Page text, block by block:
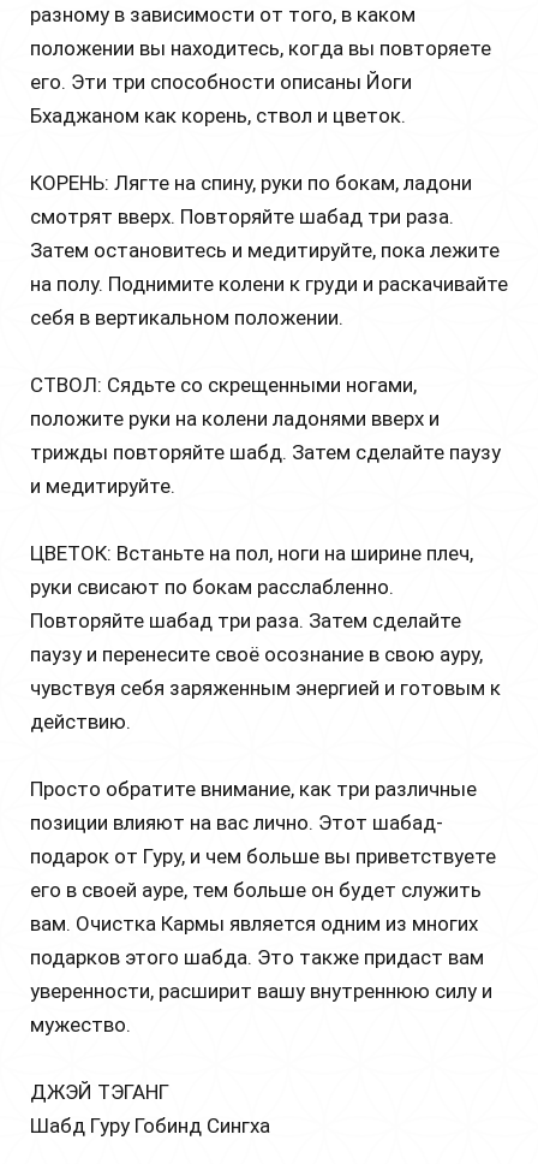
разному в зависимости от того, в каком
положении вы находитесь, когда вы повторяете
его. Эти три способности описаны Йоги
Бхаджаном как корень, ствол и цветок.
КОРЕНЬ: Лягте на спину, руки по бокам, ладони
смотрят вверх. Повторяйте шабад три раза.
Затем остановитесь и медитируйте, пока лежите
на полу. Поднимите колени к груди и раскачивайте
себя в вертикальном положении.
СТВОЛ: Сядьте со скрещенными ногами,
положите руки на колени ладонями вверх и
трижды повторяйте шабд. Затем сделайте паузу
и медитируйте.
ЦВЕТОК: Встаньте на пол, ноги на ширине плеч,
руки свисают по бокам расслабленно.
Повторяйте шабад три раза. Затем сделайте
паузу и перенесите своё осознание в свою ауру,
чувствуя себя заряженным энергией и готовым к
действию.
Просто обратите внимание, как три различные
позиции влияют на вас лично. Этот шабад-
подарок от Гуру, и чем больше вы приветствуете
его в своей ауре, тем больше он будет служить
вам. Очистка Кармы является одним из многих
подарков этого шабда. Это также придаст вам
уверенности, расширит вашу внутреннюю силу и
мужество.
ДЖЭЙ ТЭГАНГ
Шабд Гуру Гобинд Сингха